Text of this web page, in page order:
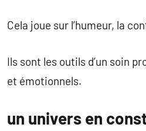
Cela joue sur l’humeur, la
Ils sont les outils d’un soin
et émotionnels.
un univers en